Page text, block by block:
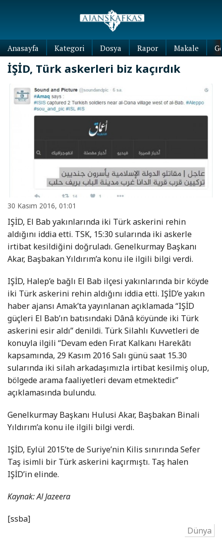
Anasayfa Kategori Dosya Rapor Makale
İŞİD, Türk askerleri biz kaçırdık
30 Kasım 2016, 01:01
IŞİD, El Bab yakınlarında iki Türk askerini rehin
aldığını iddia etti. TSK, 15:30 sularında iki askerle
irtibat kesildiğini doğruladı. Genelkurmay Başkanı
Akar, Başbakan Yıldırım’a konu ile ilgili bilgi verdi.
IŞİD, Halep’e bağlı El Bab ilçesi yakınlarında bir köyde
iki Türk askerini rehin aldığını iddia etti. IŞİD’e yakın
haber ajansı Amak’ta yayınlanan açıklamada “IŞİD
güçleri El Bab’ın batısındaki Dânâ köyünde iki Türk
askerini esir aldı” denildi. Türk Silahlı Kuvvetleri de
konuyla ilgili “Devam eden Fırat Kalkanı Harekâtı
kapsamında, 29 Kasım 2016 Salı günü saat 15.30
sularında iki silah arkadaşımızla irtibat kesilmiş olup,
bölgede arama faaliyetleri devam etmektedir.”
açıklamasında bulundu.
Genelkurmay Başkanı Hulusi Akar, Başbakan Binali
Yıldırım’a konu ile ilgili bilgi verdi.
IŞİD, Eylül 2015’te de Suriye’nin Kilis sınırında Sefer
Taş isimli bir Türk askerini kaçırmıştı. Taş halen
IŞİD’in elinde.
Kaynak: Al Jazeera
[ssba]
Dünya